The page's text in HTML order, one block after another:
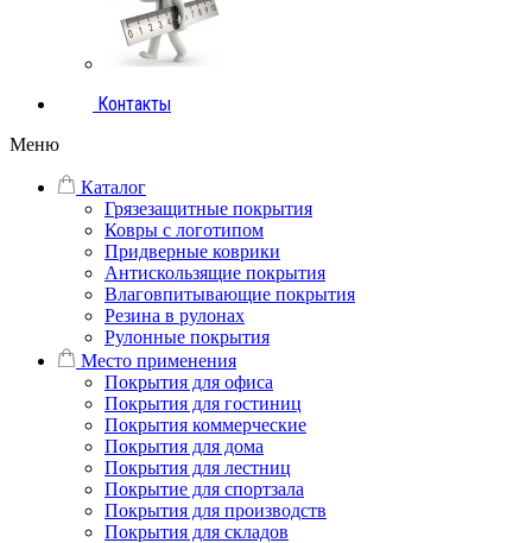
Контакты
Меню
Каталог
Грязезащитные покрытия
Ковры с логотипом
Придверные коврики
Антискользящие покрытия
Влаговпитывающие покрытия
Резина в рулонах
Рулонные покрытия
Место применения
Покрытия для офиса
Покрытия для гостиниц
Покрытия коммерческие
Покрытия для дома
Покрытия для лестниц
Покрытие для спортзала
Покрытия для производств
Покрытия для складов